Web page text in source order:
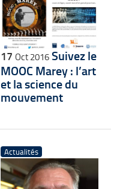
17 Oct 2016 Suivez le
MOOC Marey : l’art
et la science du
mouvement
Actualités